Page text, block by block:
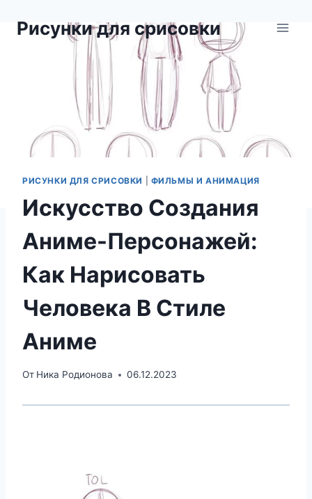
содержимому
Рисунки для срисовки
РИСУНКИ ДЛЯ СРИСОВКИ ФИЛЬМЫ И АНИМАЦИЯ
Искусство Создания
Аниме-Персонажей:
Как Нарисовать
Человека В Стиле
Аниме
От Ника Родионова 06.12.2023